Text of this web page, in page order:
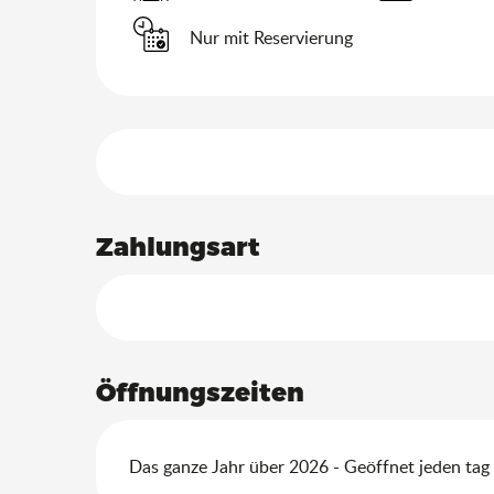
Nur mit Reservierung
Zahlungsart
Öffnungszeiten
Das ganze Jahr über 2026 - Geöffnet jeden tag